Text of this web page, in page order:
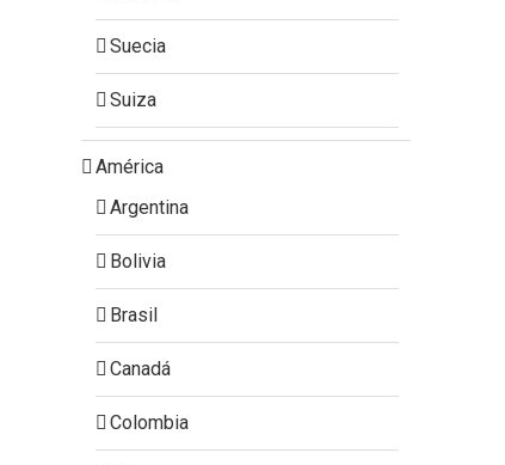
Suecia
Suiza
América
Argentina
Bolivia
Brasil
Canadá
Colombia